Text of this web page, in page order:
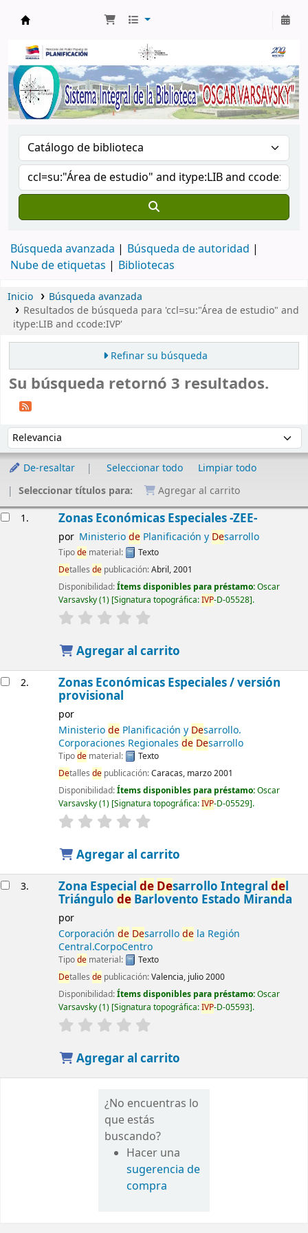
Búsqueda avanzada
Búsqueda de autoridad
Nube de etiquetas
Bibliotecas
Inicio
Búsqueda avanzada
Resultados de búsqueda para 'ccl=su:"Área de estudio" and
itype:LIB and ccode:IVP'
Refinar su búsqueda
Su búsqueda retornó 3 resultados.
Ordenar por:
De-resaltar Seleccionar todo
Limpiar todo
Seleccionar títulos para:
Agregar al carrito
1. Zonas Económicas Especiales -ZEE-
por MinisteriodePlanificación y Desarrollo
Tipodematerial:
Texto
Detalles depublicación:Abril, 2001
Disponibilidad:Ítems disponibles para préstamo:Oscar
Varsavsky(1) Signatura topográfica:IVP-D-05528 .
Agregar al carrito
2. Zonas Económicas Especiales / versión
provisional
por
MinisteriodePlanificación y Desarrollo.
Corporaciones Regionales de Desarrollo
Tipodematerial:
Texto
Detalles depublicación:Caracas, marzo 2001
Disponibilidad:Ítems disponibles para préstamo:Oscar
Varsavsky(1) Signatura topográfica:IVP-D-05529 .
Agregar al carrito
3. Zona Especial de Desarrollo Integral del
Triángulo deBarlovento Estado Miranda
por
Corporación de Desarrollodela Región
Central.CorpoCentro
Tipodematerial:
Texto
Detalles depublicación:Valencia, julio 2000
Disponibilidad:Ítems disponibles para préstamo:Oscar
Varsavsky(1) Signatura topográfica:IVP-D-05593 .
Agregar al carrito
¿No encuentras lo
que estás
buscando?
Hacer una
sugerencia de
compra